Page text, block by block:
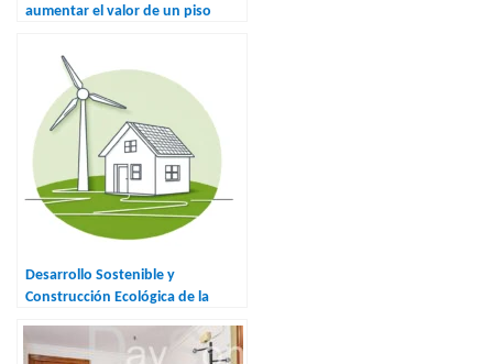
aumentar el valor de un piso
Desarrollo Sostenible y
Construcción Ecológica de la